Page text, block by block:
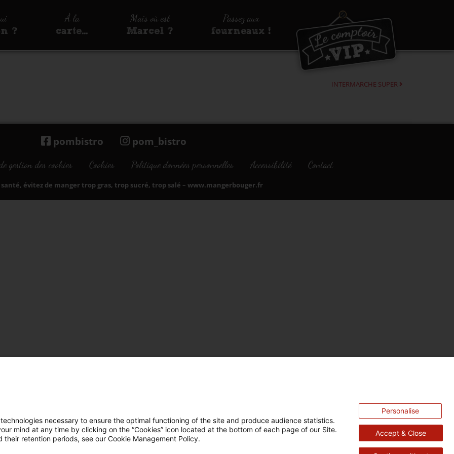
?
À la
carte…
Mais où est
Marcel ?
Passez aux
fourneaux !
INTERMARCHE SUPER
pombistro pom_bistro
gestion des cookies Cookies Politique données personnelles Accessibilité Contact
évitez de manger trop gras, trop sucré, trop salé – www.mangerbouger.fr
necessary to ensure the optimal functioning of the site and produce audience statistics.
mind at any time by clicking on the “Cookies” icon located at the bottom of each page of our Site.
retention periods, see our Cookie Management Policy.
Personalise
Accept & Close